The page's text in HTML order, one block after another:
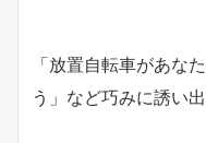
「放置自転車があな
う」など巧みに誘い